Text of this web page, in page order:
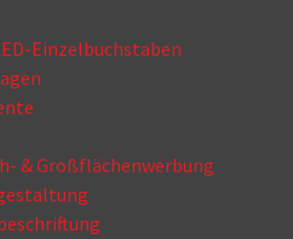
Einzelbuchstaben
& Großflächenwerbung